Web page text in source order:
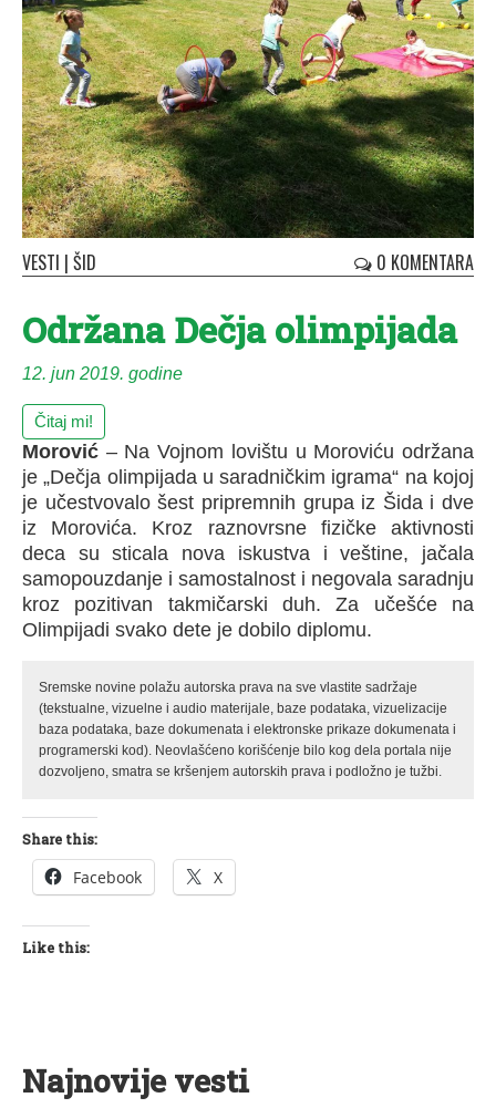
VESTI | ŠID 0 KOMENTARA
Održana Dečja olimpijada
12. jun 2019. godine
Čitaj mi!
Morović – Na Vojnom lovištu u Moroviću održana
je „Dečja olimpijada u saradničkim igrama“ na kojoj
je učestvovalo šest pripremnih grupa iz Šida i dve
iz Morovića. Kroz raznovrsne fizičke aktivnosti
deca su sticala nova iskustva i veštine, jačala
samopouzdanje i samostalnost i negovala saradnju
kroz pozitivan takmičarski duh. Za učešće na
Olimpijadi svako dete je dobilo diplomu.
Sremske novine polažu autorska prava na sve vlastite sadržaje
(tekstualne, vizuelne i audio materijale, baze podataka, vizuelizacije
baza podataka, baze dokumenata i elektronske prikaze dokumenata i
programerski kod). Neovlašćeno korišćenje bilo kog dela portala nije
dozvoljeno, smatra se kršenjem autorskih prava i podložno je tužbi.
Share this:
Facebook X
Like this:
Najnovije vesti